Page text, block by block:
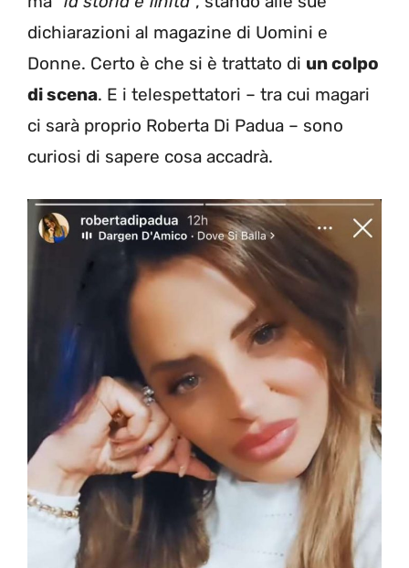
dichiarazioni al magazine di Uomini e
Donne. Certo è che si è trattato di un colpo
di scena. E i telespettatori – tra cui magari
ci sarà proprio Roberta Di Padua – sono
curiosi di sapere cosa accadrà.